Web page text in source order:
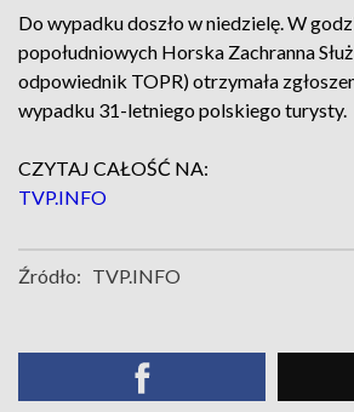
Do wypadku doszło w niedzielę. W
popołudniowych Horska Zachranna
odpowiednik TOPR) otrzymała
wypadku 31-letniego polskiego turysty.
CZYTAJ CAŁOŚĆ NA:
TVP.INFO
Źródło: TVP.INFO